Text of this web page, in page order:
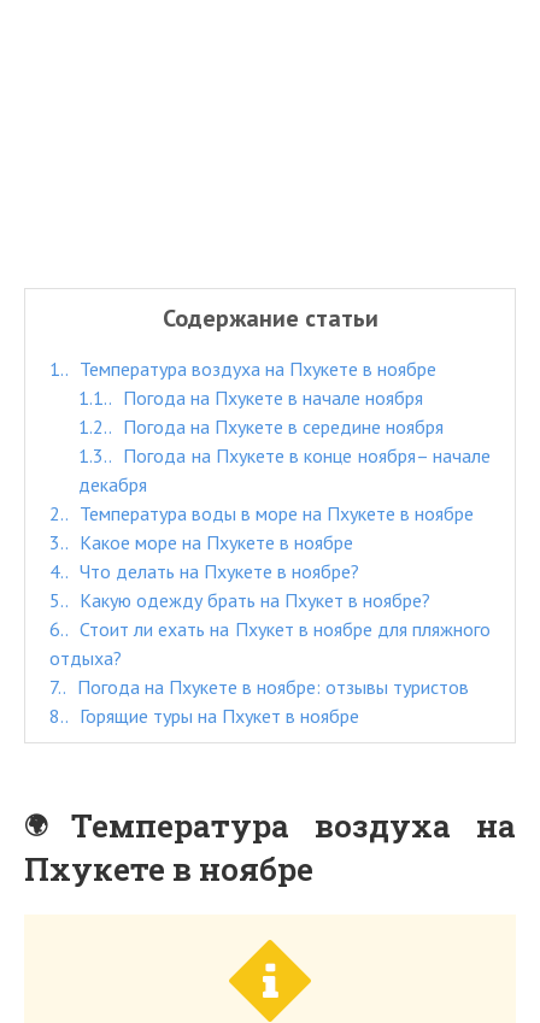
Содержание статьи
1.
Температура воздуха на Пхукете в ноябре
1.1.
Погода на Пхукете в начале ноября
1.2.
Погода на Пхукете в середине ноября
1.3.
Погода на Пхукете в конце ноября– начале
декабря
2.
Температура воды в море на Пхукете в ноябре
3.
Какое море на Пхукете в ноябре
4.
Что делать на Пхукете в ноябре?
5.
Какую одежду брать на Пхукет в ноябре?
6.
Стоит ли ехать на Пхукет в ноябре для пляжного
отдыха?
7.
Погода на Пхукете в ноябре: отзывы туристов
8.
Горящие туры на Пхукет в ноябре
Температура воздуха на
Пхукете в ноябре